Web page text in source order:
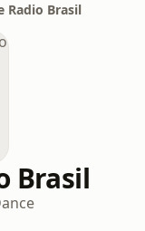
Radio Brasil
Brasil